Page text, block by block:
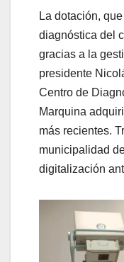
La dotación,
diagnóstica del
gracias a la
presidente
Centro de
Marquina
más recientes.
municipalidad
digitalización